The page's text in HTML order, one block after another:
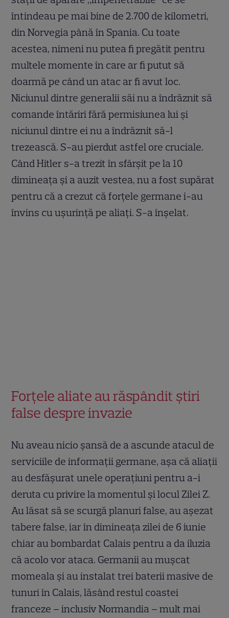
întindeau pe mai bine de 2.700 de kilometri,
din Norvegia până în Spania. Cu toate
acestea, nimeni nu putea fi pregătit pentru
multele momente în care ar fi putut să
doarmă pe când un atac ar fi avut loc.
Niciunul dintre generalii săi nu a îndrăznit să
comande întăriri fără permisiunea lui și
niciunul dintre ei nu a îndrăznit să-l
trezească. S-au pierdut astfel ore cruciale.
Când Hitler s-a trezit în sfârșit pe la 10
dimineața și a auzit vestea, nu a fost supărat
pentru că a crezut că forțele germane i-au
învins cu ușurință pe aliați. S-a înșelat.
Forțele aliate au răspândit știri
false despre invazie
Nu aveau nicio șansă de a ascunde atacul de
serviciile de informații germane, așa că aliații
au desfășurat unele operațiuni pentru a-i
deruta cu privire la momentul și locul Zilei Z.
Au lăsat să se scurgă planuri false, au așezat
tabere false, iar în dimineața zilei de 6 iunie
chiar au bombardat Calais pentru a da iluzia
că acolo vor ataca. Germanii au mușcat
momeala și au instalat trei baterii masive de
tunuri în Calais, lăsând restul coastei
franceze – inclusiv Normandia – mult mai